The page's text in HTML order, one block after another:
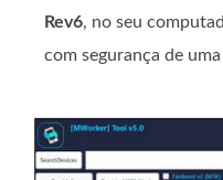
Rev6, no seu
com segurança de